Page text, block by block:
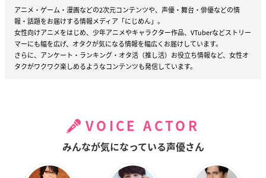
アニメ・ゲーム・漫画などの2次元コンテンツや、声優・舞台・俳優などの情
報・話題をお届けする情報メディア「にじめん」。
女性向けアニメをはじめ、少年アニメやキャラクター作品、VTuberなどストリー
マーにも幅を広げ、オタクが気になる情報を幅広くお届けしています。
さらに、アンケート・ランキング・オタ活（推し活）お役立ち情報など、女性オ
タクがワクワク楽しめるようなコンテンツも発信しています。
VOICE ACTOR
みんなが気になっている声優さん